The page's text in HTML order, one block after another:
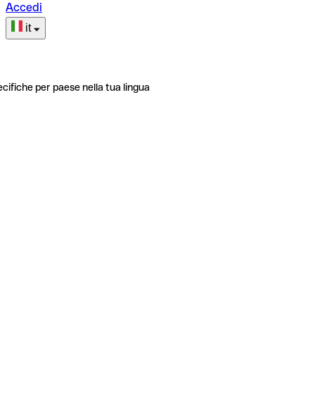
Accedi
it
per paese nella tua lingua